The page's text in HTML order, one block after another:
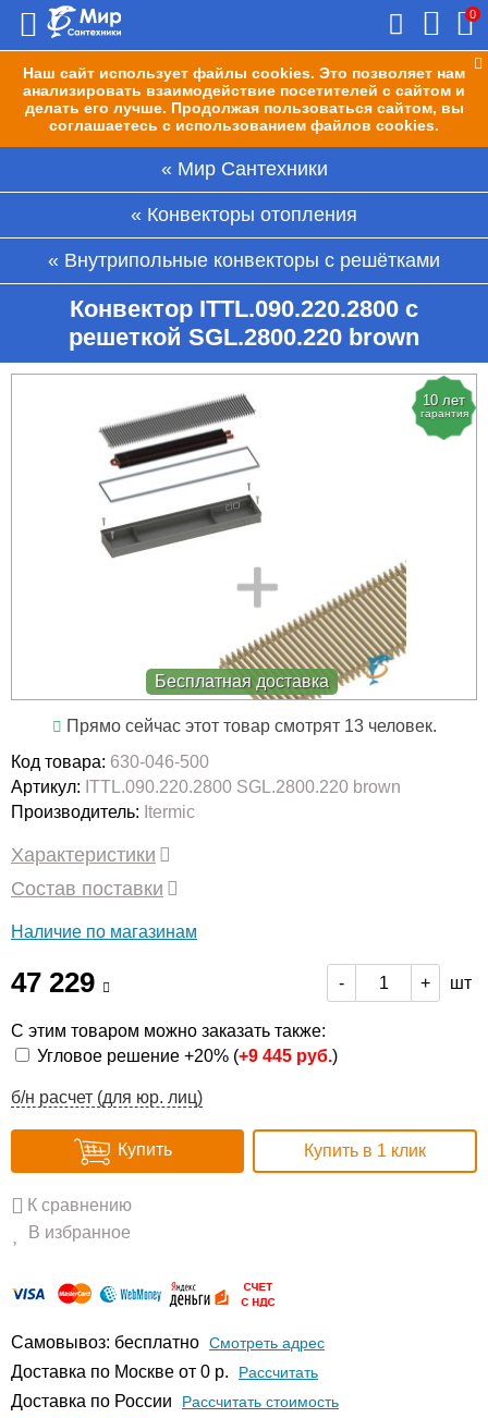
Наш сайт использует файлы cookies. Это позволяет нам
анализировать взаимодействие посетителей с сайтом и
делать его лучше. Продолжая пользоваться сайтом, вы
соглашаетесь с использованием файлов cookies.
0
Мир Сантехники
Конвекторы отопления
Внутрипольные конвекторы с решётками
Конвектор ITTL.090.220.2800 с
решеткой SGL.2800.220 brown
10 лет
гарантия
Бесплатная доставка
Прямо сейчас этот товар смотрят 13 человек.
Код товара: 630-046-500
Артикул: ITTL.090.220.2800 SGL.2800.220 brown
Производитель: Itermic
Характеристики
Состав поставки
Наличие по магазинам
47 229 - + шт
С этим товаром можно заказать также:
Угловое решение +20% (+9 445 руб.)
б/н расчет (для юр. лиц)
Купить Купить в 1 клик
К сравнению
В избранное
Самовывоз: бесплатно Смотреть адрес
Доставка по Москве от 0 р. Расcчитать
Доставка по России Рассчитать стоимость